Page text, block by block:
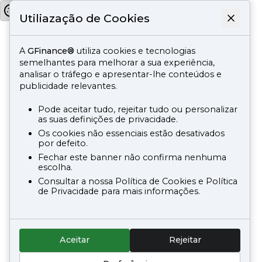
Utiliazação de Cookies
AGFinance® utiliza cookies e tecnologias
semelhantes para melhorar a sua experiência,
analisar o tráfego e apresentar-lhe conteúdos e
publicidade relevantes.
Pode aceitar tudo, rejeitar tudo ou personalizar
as suas definições de privacidade.
Os cookies não essenciais estão desativados
por defeito.
Fechar este banner não confirma nenhuma
escolha.
Consultar a nossa Política de Cookies e Política
de Privacidade para mais informações.
Aceitar Rejeitar